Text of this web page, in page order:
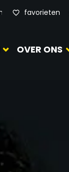
favorieten
OVER ONS